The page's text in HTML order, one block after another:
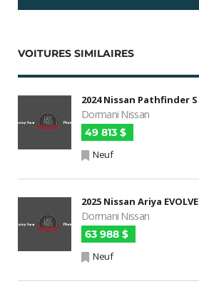
VOITURES SIMILAIRES
2024 Nissan Pathfinder S
Dormani Nissan
49 813 $
Neuf
2025 Nissan Ariya EVOLVE
Dormani Nissan
63 988 $
Neuf